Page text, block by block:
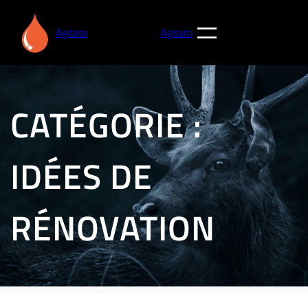
contenu
Agitato Agitato
CATÉGORIE :
IDÉES DE
RÉNOVATION